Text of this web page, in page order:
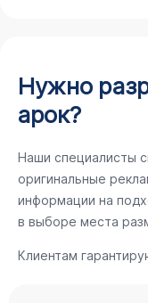
Нужно
арок?
Наши специалисты
оригинальные
информации на
в выборе места
Клиентам